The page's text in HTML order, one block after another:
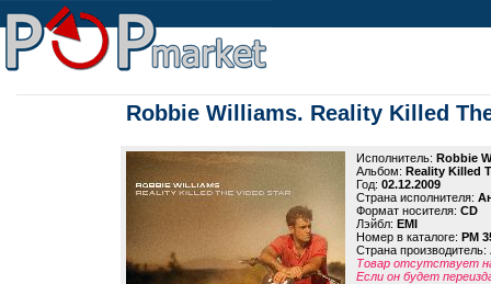
Robbie Williams. Reality Killed
Исполнитель: Robbie
Альбом: Reality Killed
Год: 02.12.2009
Страна исполнителя:
Формат носителя: CD
Лэйбл: EMI
Номер в каталоге: PM
Страна производитель:
Товар отсутствует
Если он будет